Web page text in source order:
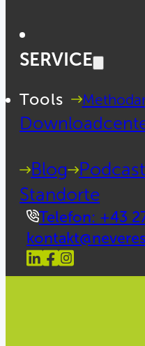
SERVICE
Tools
Blog Podcast
Standorte
Telefon: +43